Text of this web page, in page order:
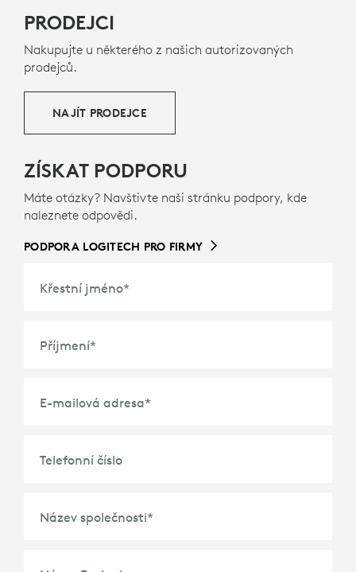
PRODEJCI
Nakupujte u některého z našich autorizovaných
prodejců.
NAJÍT PRODEJCE
ZÍSKAT PODPORU
Máte otázky? Navštivte naši stránku podpory, kde
naleznete odpovědi.
PODPORA LOGITECH PRO FIRMY
Křestní jméno*
Příjmení*
E-mailová adresa*
Telefonní číslo
Název společnosti*